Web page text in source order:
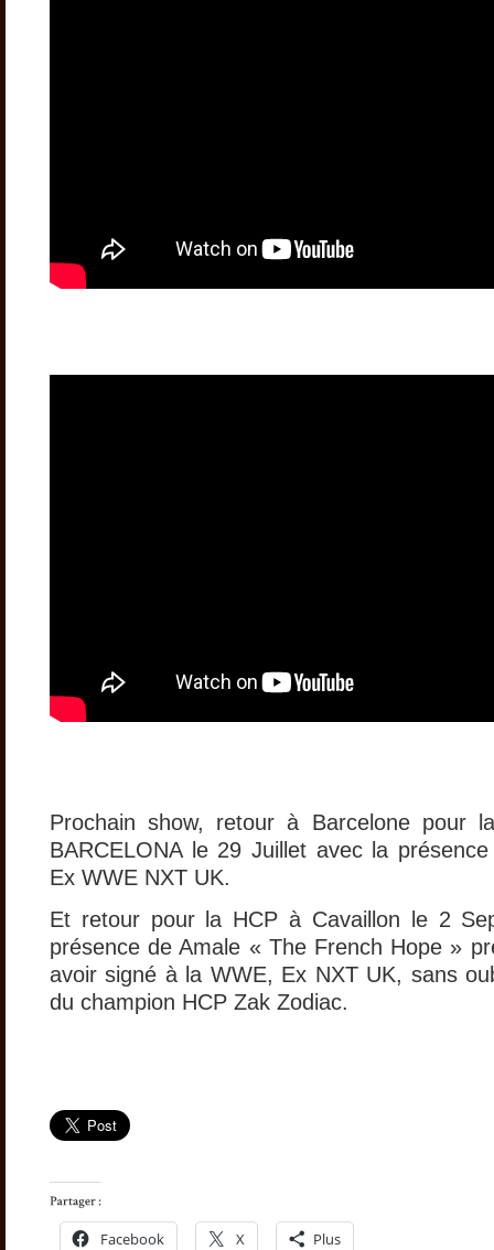
Prochain show, retour à Barcelone pour
BARCELONA le 29 Juillet avec la
Ex WWE NXT UK.
Et retour pour la HCP à Cavaillon le 2
présence de Amale « The French Hope »
avoir signé à la WWE, Ex NXT UK, sans
du champion HCP Zak Zodiac.
Facebook X Plus